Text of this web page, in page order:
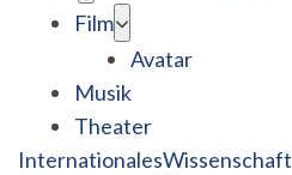
Film
Avatar
Musik
Theater
InternationalesWissenschaft